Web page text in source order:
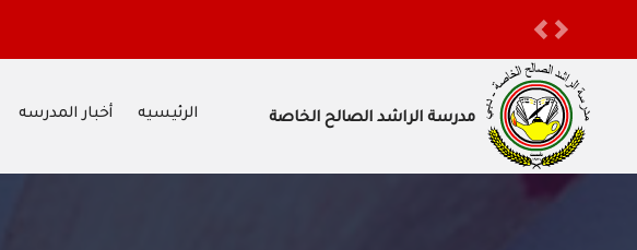
PreviousNext
مدرسة الراشد الصالح الخاصة الرئيسيه أخبار المدرسه